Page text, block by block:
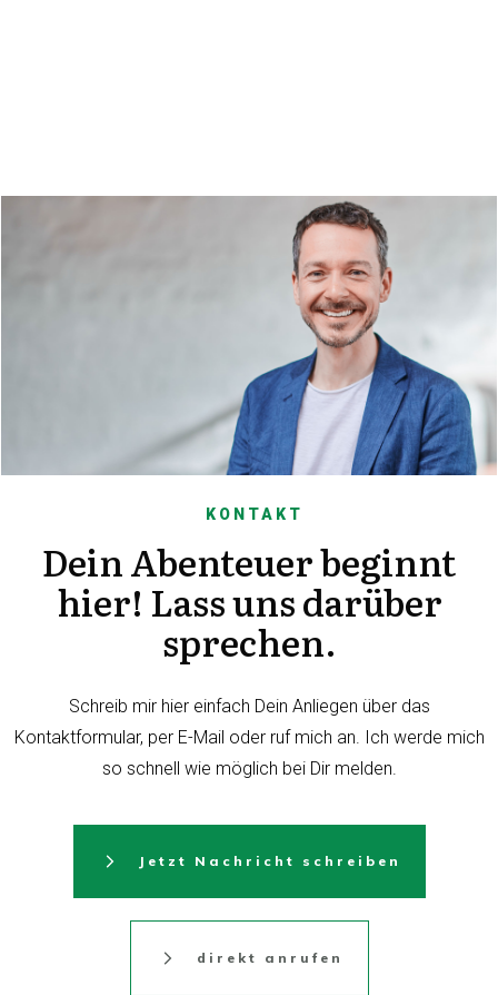
KONTAKT
Dein Abenteuer beginnt
hier! Lass uns darüber
sprechen.
Schreib mir hier einfach Dein Anliegen über das
Kontaktformular, per E-Mail oder ruf mich an. Ich werde mich
so schnell wie möglich bei Dir melden.
Jetzt Nachricht schreiben
direkt anrufen